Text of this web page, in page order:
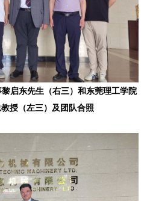
启东先生（右三）和东莞理工学院
授（左三）及团队合照